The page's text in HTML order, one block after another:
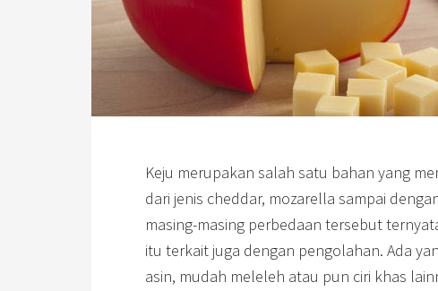
Keju merupakan salah satu bahan yang
dari jenis cheddar, mozarella sampai
masing-masing perbedaan tersebut
itu terkait juga dengan pengolahan. Ada
asin, mudah meleleh atau pun ciri khas